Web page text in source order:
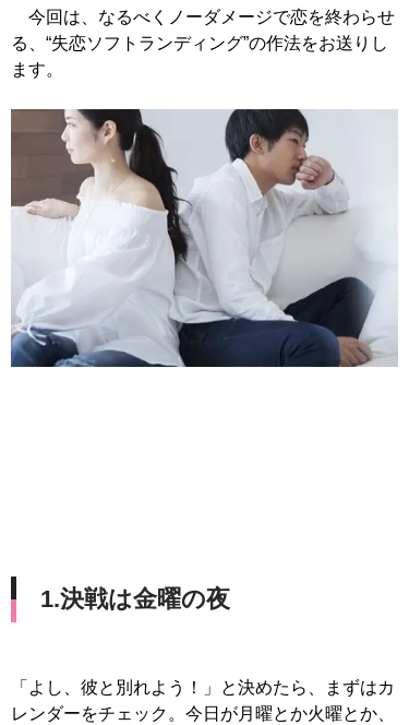
今回は、なるべくノーダメージで恋を終わらせ
る、“失恋ソフトランディング”の作法をお送りし
ます。
1.決戦は金曜の夜
「よし、彼と別れよう！」と決めたら、まずはカ
レンダーをチェック。今日が月曜とか火曜とか、